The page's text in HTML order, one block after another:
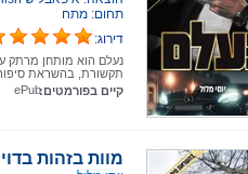
תחום: מתח
דירוג:
נעלם הוא מותחן מרתק
תקשורת, בהשראת
קיים בפורמטים:ePub
מוות בזהות